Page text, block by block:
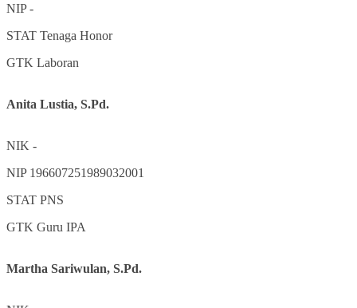
NIP-
STAT Tenaga Honor
GTK Laboran
Anita Lustia, S.Pd.
NIK -
NIP 196607251989032001
STAT PNS
GTK Guru IPA
Martha Sariwulan, S.Pd.